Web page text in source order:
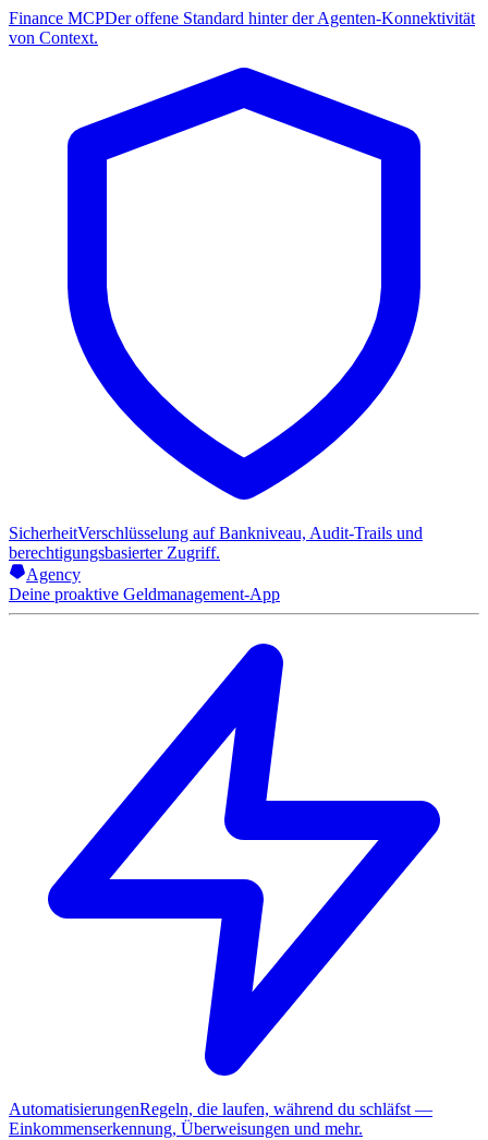
Finance MCPDer offene Standard hinter der Agenten-Konnektivität
von Context.
SicherheitVerschlüsselung auf Bankniveau, Audit-Trails und
berechtigungsbasierter Zugriff.
Agency
Deine proaktive Geldmanagement-App
AutomatisierungenRegeln, die laufen, während du schläfst —
Einkommenserkennung, Überweisungen und mehr.